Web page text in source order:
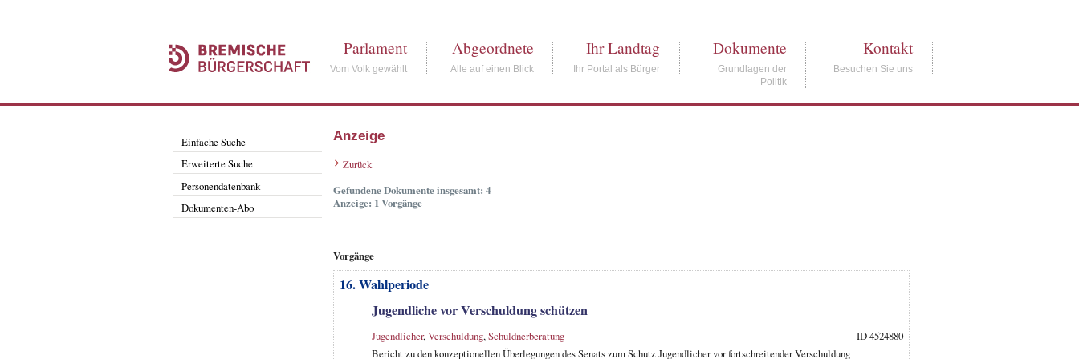
Parlament
Vom Volk gewählt
Abgeordnete
Alle auf einen Blick
Ihr Landtag
Ihr Portal als Bürger
Dokumente
Grundlagen der
Politik
Kontakt
Besuchen Sie uns
Einfache Suche
Erweiterte Suche
Personendatenbank
Dokumenten-Abo
Anzeige
Zurück
Gefundene Dokumente insgesamt: 4
Anzeige: 1 Vorgänge
Vorgänge
16. Wahlperiode
Jugendliche vor Verschuldung schützen
Jugendlicher,Verschuldung,Schuldnerberatung
ID 4524880
Bericht zu den konzeptionellen Überlegungen des Senats zum Schutz Jugendlicher vor fortschreitender Verschuldung